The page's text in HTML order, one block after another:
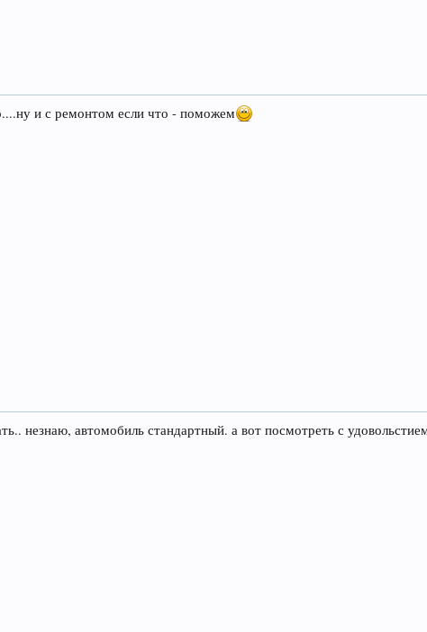
и с ремонтом если что - поможем
незнаю, автомобиль стандартный. а вот посмотреть с